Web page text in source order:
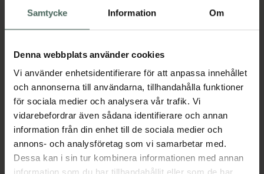
Samtycke Information Om
Denna webbplats använder cookies
Vi använder enhetsidentifierare för att anpassa innehållet
och annonserna till användarna, tillhandahålla funktioner
för sociala medier och analysera vår trafik. Vi
vidarebefordrar även sådana identifierare och annan
information från din enhet till de sociala medier och
annons- och analysföretag som vi samarbetar med.
Dessa kan i sin tur kombinera informationen med annan
Beskrivning Dölj
Lakritsfabrikens mjuka sötlakrits i 40 grams
förpackning.
Näringsinformation per 100 g
Energi 1409 kJ, 332 kcal
Fett 2.40 g